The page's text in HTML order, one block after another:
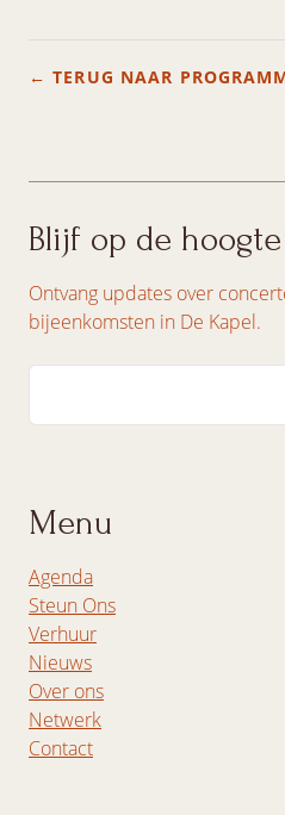
← TERUG NAAR
Blijf op de hoogte
Ontvang updates over
bijeenkomsten in De Kapel.
Email
Menu
Agenda
Steun Ons
Verhuur
Nieuws
Over ons
Netwerk
Contact